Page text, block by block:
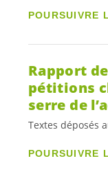
POURSUIVRE
Rapport
pétitions
serre de
Textes déposés
POURSUIVRE